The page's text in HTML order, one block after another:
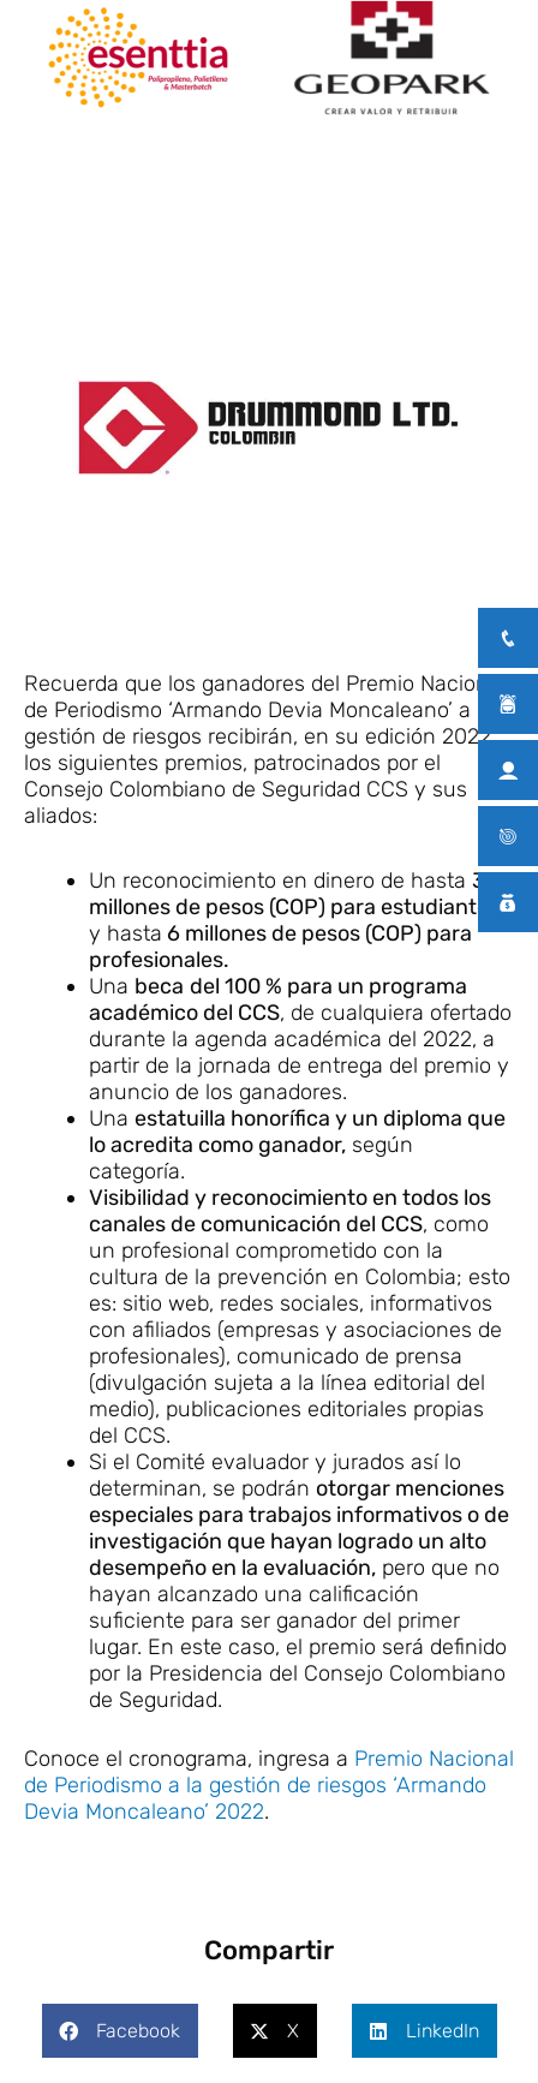
Recuerda que los ganadores del Premio Nacional
de Periodismo ‘Armando Devia Moncaleano’ a la
gestión de riesgos recibirán, en su edición 2022,
los siguientes premios, patrocinados por el
Consejo Colombiano de Seguridad CCS y sus
aliados:
Un reconocimiento en dinero de hasta 3
millones de pesos (COP) para estudiantes
y hasta 6 millones de pesos (COP) para
profesionales.
Una beca del 100 % para un programa
académico del CCS, de cualquiera ofertado
durante la agenda académica del 2022, a
partir de la jornada de entrega del premio y
anuncio de los ganadores.
Una estatuilla honorífica y un diploma que
lo acredita como ganador, según
categoría.
Visibilidad y reconocimiento en todos los
canales de comunicación del CCS, como
un profesional comprometido con la
cultura de la prevención en Colombia; esto
es: sitio web, redes sociales, informativos
con afiliados (empresas y asociaciones de
profesionales), comunicado de prensa
(divulgación sujeta a la línea editorial del
medio), publicaciones editoriales propias
del CCS.
Si el Comité evaluador y jurados así lo
determinan, se podrán otorgar menciones
especiales para trabajos informativos o de
investigación que hayan logrado un alto
desempeño en la evaluación, pero que no
hayan alcanzado una calificación
suficiente para ser ganador del primer
lugar. En este caso, el premio será definido
por la Presidencia del Consejo Colombiano
de Seguridad.
Conoce el cronograma, ingresa a Premio Nacional
de Periodismo a la gestión de riesgos ‘Armando
Devia Moncaleano’ 2022.
Compartir
Facebook X LinkedIn